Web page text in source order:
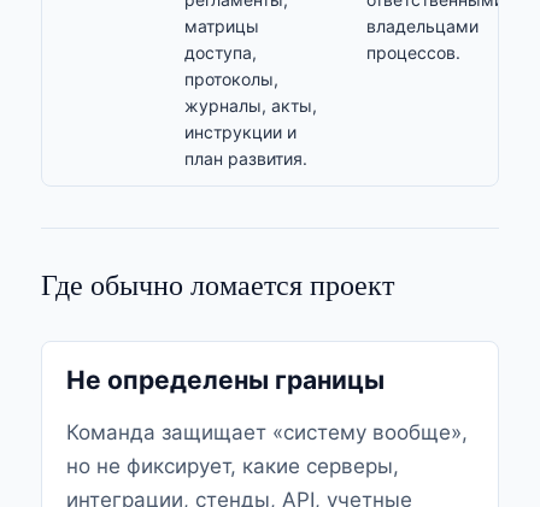
матрицы
доступа,
протоколы,
журналы, акты,
инструкции и
план развития.
владельцами
процессов.
Где обычно ломается проект
Не определены границы
Команда защищает «систему вообще»,
но не фиксирует, какие серверы,
интеграции, стенды, API, учетные